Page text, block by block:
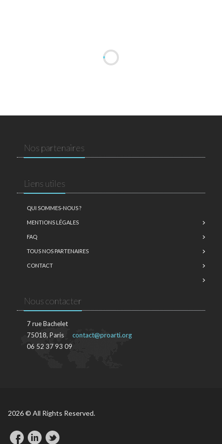
Nos partenaires
Liens utiles
QUI SOMMES-NOUS ?
MENTIONS LÉGALES
FAQ
TOUS NOS PARTENAIRES
CONTACT
Nous contacter
7 rue Bachelet
75018, Paris
06 52 37 93 09
contact@proarti.org
2026 © All Rights Reserved.